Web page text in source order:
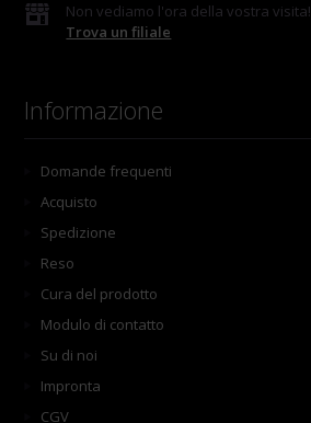
Non vediamo l'ora della vostra visita!
Trova un filiale
Informazione
Domande frequenti
Acquisto
Spedizione
Reso
Cura del prodotto
Modulo di contatto
Su di noi
Impronta
CGV